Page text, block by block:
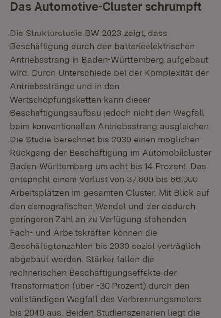
Das Automotive-Cluster schrumpft
Die Strukturstudie BW 2023 zeigt, dass
Beschäftigung durch den batterieelektrischen
Antriebsstrang in Baden-Württemberg aufgebaut
wird. Durch Unterschiede bei der Komplexität der
Antriebsstränge und in den
Wertschöpfungsketten kann dieser
Beschäftigungsaufbau jedoch nicht den Wegfall
beim konventionellen Antriebsstrang ausgleichen.
Die Studie berechnet bis 2030 einen möglichen
Rückgang der Beschäftigung im Automobilcluster
Baden-Württemberg um acht bis 14 Prozent. Das
entspricht einem Verlust von 37.600 bis 66.000
Arbeitsplätzen im gesamten Cluster. Mit Blick auf
den demografischen Wandel und der dadurch
geringeren Zahl an zu Verfügung stehenden
Fach- und Arbeitskräften können die
Beschäftigtenzahlen bis 2030 sozial verträglich
abgebaut werden. Stärker fallen die
rechnerischen Beschäftigungseffekte der
Transformation (über -30 Prozent) durch den
vollständigen Wegfall des Verbrennungsmotors
bis 2040 aus. Beiden Studienszenarien liegt die